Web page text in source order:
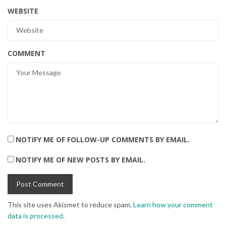
WEBSITE
COMMENT
NOTIFY ME OF FOLLOW-UP COMMENTS BY EMAIL.
NOTIFY ME OF NEW POSTS BY EMAIL.
This site uses Akismet to reduce spam.Learn how your comment
data is processed.